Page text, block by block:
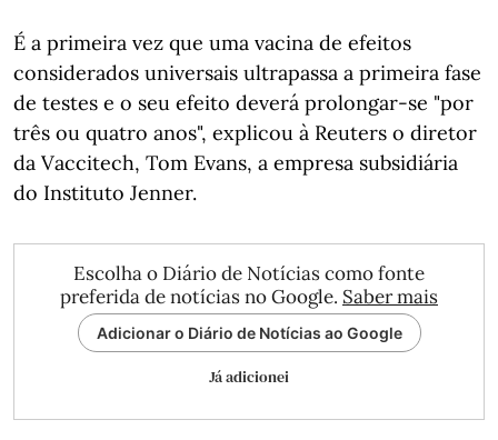
É a primeira vez que uma vacina de efeitos
considerados universais ultrapassa a primeira fase
de testes e o seu efeito deverá prolongar-se "por
três ou quatro anos", explicou à Reuters o diretor
da Vaccitech, Tom Evans, a empresa subsidiária
do Instituto Jenner.
Escolha o Diário de Notícias como fonte
preferida de notícias no Google. Saber mais
Adicionar o Diário de Notícias ao Google
Já adicionei